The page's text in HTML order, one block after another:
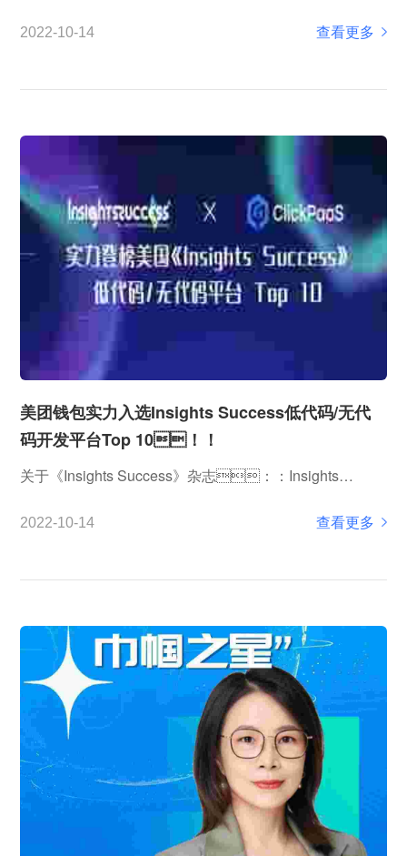
公司提供一个发声平台。。专注报道新兴、、、快
和理念、、同时分享市场最新的商业...
2022-10-14 查看更多
美团钱包实力入选Insights Success低代码/无代
码开发平台Top 10！！
关于《Insights Success》杂志：：Insights
的和新兴的公司提供一个发声平台。。。。专注报道新
点和理念、、、同时分享市场最新的商业...
2022-10-14 查看更多